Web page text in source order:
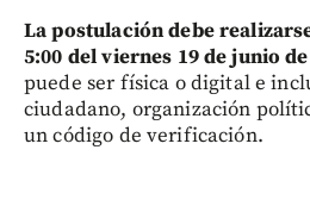
La postulación debe
5:00 del viernes 19 de junio
puede ser física o digital e
ciudadano, organización
un código de verificación.